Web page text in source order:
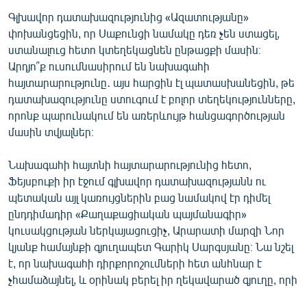
Գլխավոր դատախազությունից «Ազատությանը»
փոխանցեցին, որ Սաքունցի նամակը դեռ չեն ստացել,
ստանալուց հետո կտեղեկացնեն ընթացքի մասին։
Արդյո՞ք ուսումնասիրում են նախագահի
հայտարարությունը․ այս հարցին էլ պատասխանեցին, թե
դատախազությունը ստուգում է բոլոր տեղեկությունները,
որոնք պարունակում են առերևույթ հանցագործության
մասին տվյալներ։
Նախագահի հայտնի հայտարարությունից հետո,
Ֆեյսբուքի իր էջում գլխավոր դատախազությանն ու
պետական այլ կառույցներին բաց նամակով էր դիմել
ընդդիմադիր «Քաղաքացիական պայմանագիր»
կուսակցության ներկայացուցիչ, Արարատի մարզի Նոր
կյանք համայնքի գյուղապետ Գարիկ Սարգսյանը։ Նա նշել
է, որ նախագահի դիրքորոշումների հետ անհնար է
չհամաձայնել, և օրինակ բերել իր ղեկավարած գյուղը, որի